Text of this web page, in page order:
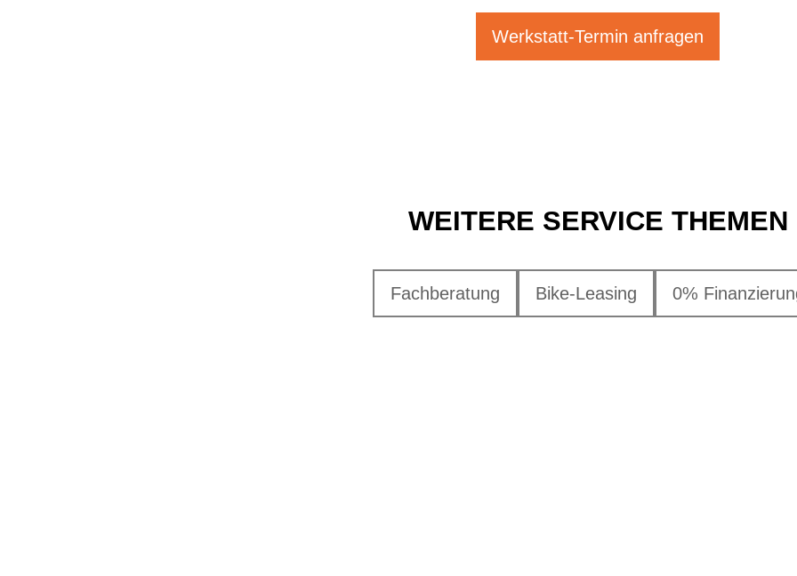
Werkstatt-Termin anfragen
WEITERE SERVICE THEMEN
Fachberatung Bike-Leasing 0%